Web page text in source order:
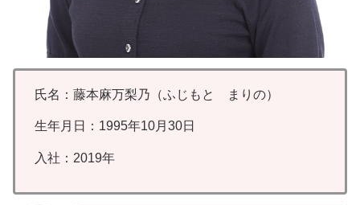
氏名：藤本麻万梨乃（ふじもと まりの）
生年月日：1995年10月30日
入社：2019年